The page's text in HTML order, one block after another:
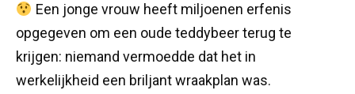
Een jonge vrouw heeft miljoenen erfenis
opgegeven om een oude teddybeer terug te
krijgen: niemand vermoedde dat het in
werkelijkheid een briljant wraakplan was.